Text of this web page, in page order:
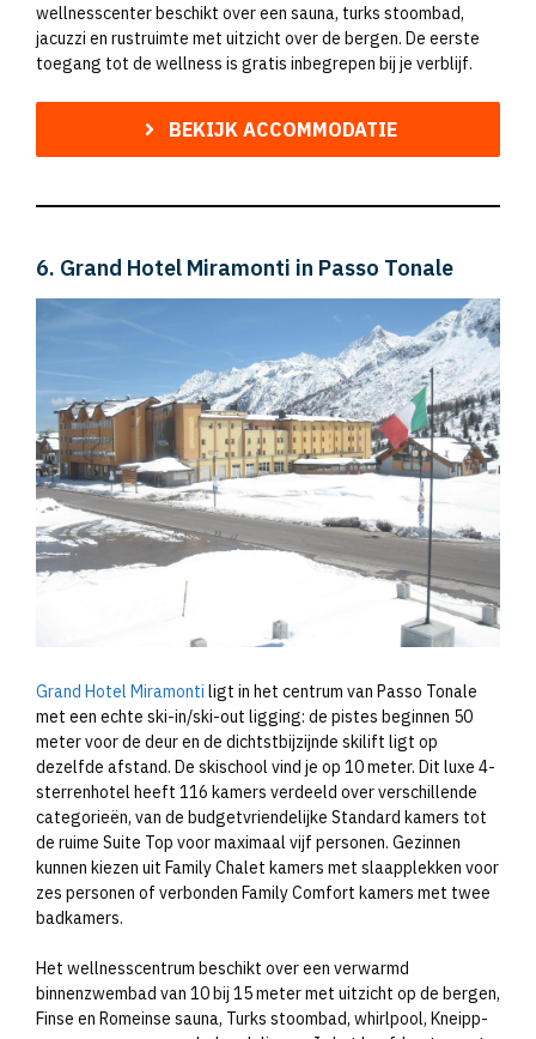
wellnesscenter beschikt over een sauna, turks stoombad,
jacuzzi en rustruimte met uitzicht over de bergen. De eerste
toegang tot de wellness is gratis inbegrepen bij je verblijf.
BEKIJK ACCOMMODATIE
6. Grand Hotel Miramonti in Passo Tonale
Grand Hotel Miramonti ligt in het centrum van Passo Tonale
met een echte ski-in/ski-out ligging: de pistes beginnen 50
meter voor de deur en de dichtstbijzijnde skilift ligt op
dezelfde afstand. De skischool vind je op 10 meter. Dit luxe 4-
sterrenhotel heeft 116 kamers verdeeld over verschillende
categorieën, van de budgetvriendelijke Standard kamers tot
de ruime Suite Top voor maximaal vijf personen. Gezinnen
kunnen kiezen uit Family Chalet kamers met slaapplekken voor
zes personen of verbonden Family Comfort kamers met twee
badkamers.
Het wellnesscentrum beschikt over een verwarmd
binnenzwembad van 10 bij 15 meter met uitzicht op de bergen,
Finse en Romeinse sauna, Turks stoombad, whirlpool, Kneipp-